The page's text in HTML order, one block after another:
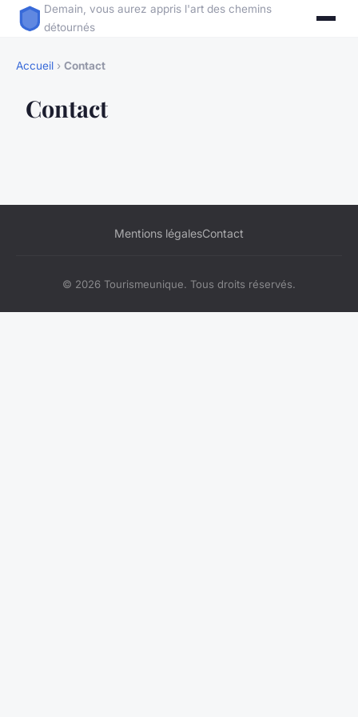
Demain, vous aurez appris l'art des chemins
détournés
Accueil › Contact
Contact
Mentions légalesContact
© 2026 Tourismeunique. Tous droits réservés.